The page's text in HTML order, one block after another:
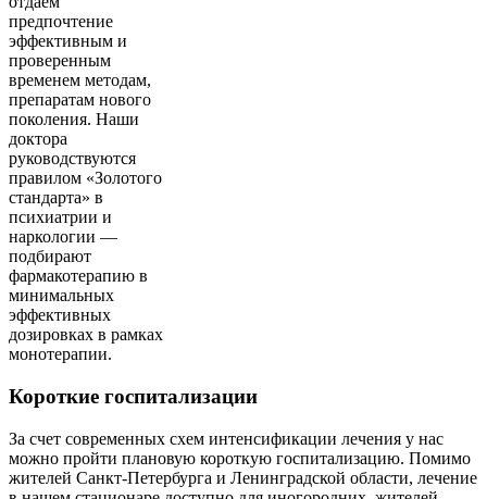
предпочтение
эффективным и
проверенным
временем методам,
препаратам нового
поколения. Наши
доктора
руководствуются
правилом «Золотого
стандарта» в
психиатрии и
наркологии —
подбирают
фармакотерапию в
минимальных
эффективных
дозировках в рамках
монотерапии.
Короткие госпитализации
За счет современных схем интенсификации лечения у нас
можно пройти плановую короткую госпитализацию. Помимо
жителей Санкт-Петербурга и Ленинградской области, лечение